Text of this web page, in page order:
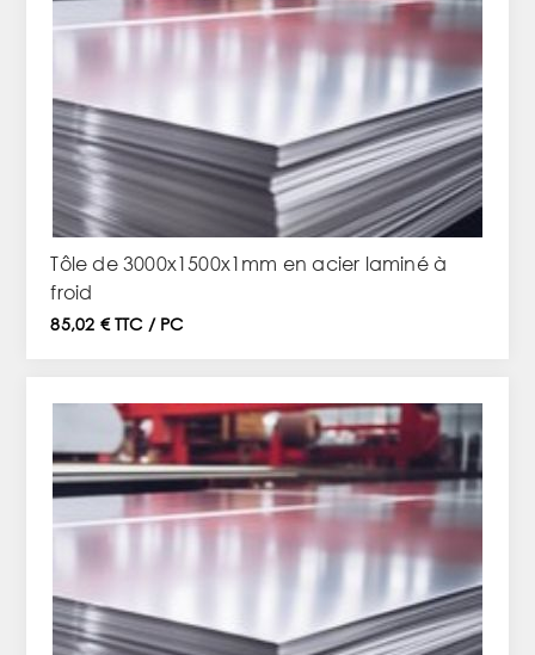
Tôle de 3000x1500x1mm en acier laminé à
froid
85,02 € TTC / PC